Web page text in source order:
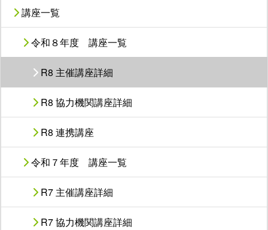
講座一覧
令和８年度 講座一覧
R8 主催講座詳細
R8 協力機関講座詳細
R8 連携講座
令和７年度 講座一覧
R7 主催講座詳細
R7 協力機関講座詳細